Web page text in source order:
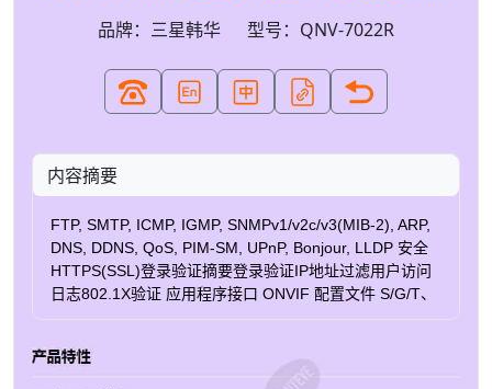
品牌：三星韩华 型号：QNV-7022R
内容摘要
FTP, SMTP, ICMP, IGMP, SNMPv1/v2c/v3(MIB-2), ARP,
DNS, DDNS, QoS, PIM-SM, UPnP, Bonjour, LLDP 安全
HTTPS(SSL)登录验证摘要登录验证IP地址过滤用户访问
日志802.1X验证 应用程序接口 ONVIF 配置文件 S/G/T、
语、捷克语、波兰语、土耳其语、荷兰语、匈牙利语、希